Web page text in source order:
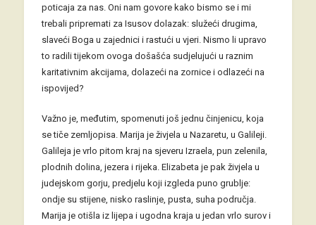
poticaja za nas. Oni nam govore kako bismo se i mi
trebali pripremati za Isusov dolazak: služeći drugima,
slaveći Boga u zajednici i rastući u vjeri. Nismo li upravo
to radili tijekom ovoga došašća sudjelujući u raznim
karitativnim akcijama, dolazeći na zornice i odlazeći na
ispovijed?
Važno je, međutim, spomenuti još jednu činjenicu, koja
se tiče zemljopisa. Marija je živjela u Nazaretu, u Galileji.
Galileja je vrlo pitom kraj na sjeveru Izraela, pun zelenila,
plodnih dolina, jezera i rijeka. Elizabeta je pak živjela u
judejskom gorju, predjelu koji izgleda puno grublje:
ondje su stijene, nisko raslinje, pusta, suha područja.
Marija je otišla iz lijepa i ugodna kraja u jedan vrlo surov i